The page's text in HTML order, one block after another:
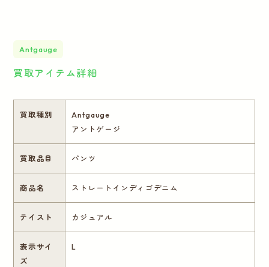
Antgauge
買取アイテム詳細
買取種別
Antgauge
アントゲージ
買取品目 パンツ
商品名 ストレートインディゴデニム
テイスト カジュアル
表示サイ
ズ
L